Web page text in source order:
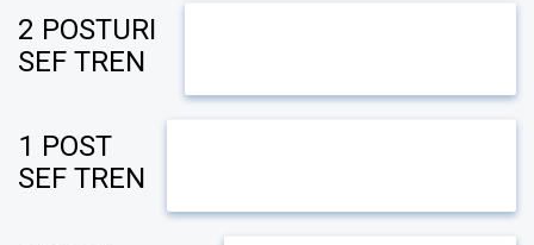
2 POSTURI
SEF TREN
1 POST
SEF TREN